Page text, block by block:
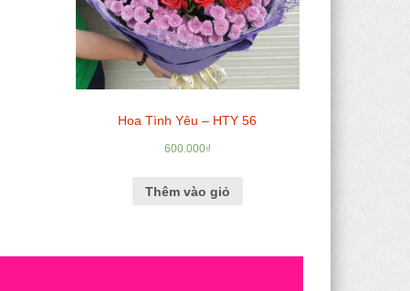
Hoa Tình Yêu – HTY 56
600.000₫
Thêm vào giỏ